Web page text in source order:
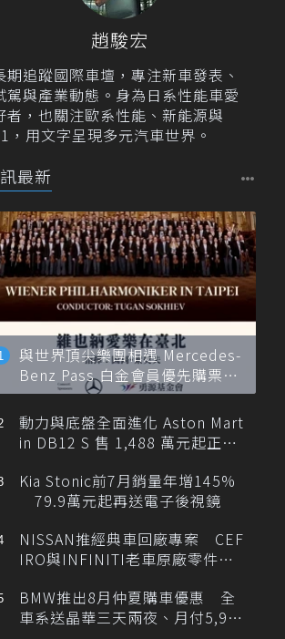
趙駿宏
期追蹤國際車壇，專注新車發表、
駕與產業動態。身為日系性能車愛
者，也關注歐系性能、新能源與
，用文字呈現多元汽車世界。
最新
與世界頂尖樂團相遇 Mercedes-
Benz Pass 白金會員優先購票維
也納愛樂
動力與底盤全面進化 Aston Mart
in DB12 S 售 1,488 萬元起正式
Kia Stonic前7月銷量年增145%
79.9萬元起再送電子後視鏡
NISSAN推經典車回廠專案 CEF
IRO與INFINITI老車原廠零件最
BMW推出8月仲夏購車優惠 全
車系送晶華三天兩夜、月付5,900